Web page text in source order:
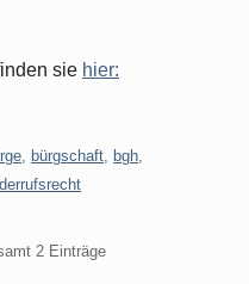
sie hier:
bürgschaft bgh
2 Einträge